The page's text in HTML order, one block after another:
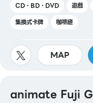
CD・BD・DVD 遊戲
集換式卡牌
咖啡廳
MAP
animate Fuji